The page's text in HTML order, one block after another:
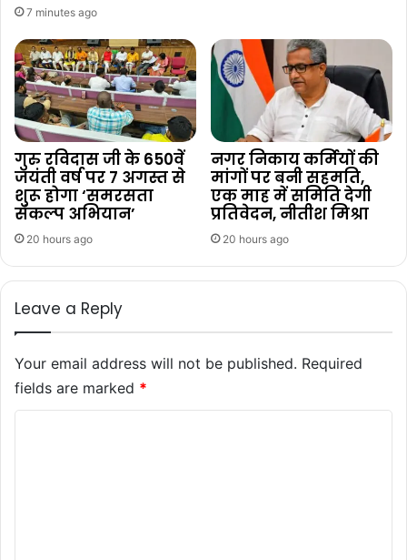
7 minutes ago
गुरु रविदास जी के 650वें
जयंती वर्ष पर 7 अगस्त से
शुरू होगा ‘समरसता
संकल्प अभियान’
20 hours ago
नगर निकाय कर्मियों की
मांगों पर बनी सहमति,
एक माह में समिति देगी
प्रतिवेदन, नीतीश मिश्रा
20 hours ago
Leave a Reply
Your email address will not be published. Required
fields are marked *